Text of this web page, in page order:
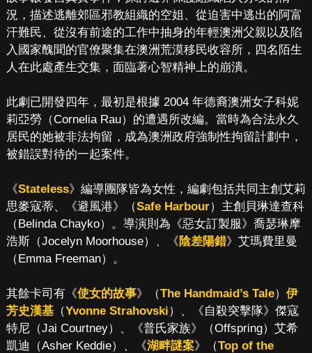
況，描述逃離郊區邪教組織的空姐、從迫害中逃出的阿富
汗難民、從沒有前途的工作中抽身的年輕澳洲父親以及陷
入國家醜聞的官僚聚集在澳洲荒漠移民收容所，四名陌生
人在此處產生交集，面臨著心智精神上的崩潰。
此劇已開發四年，最初是根據 2004 年德裔澳洲女子科妮
莉亞勞（Cornelia Rau）的遭遇所改編。當時為合法永久
居民的她被非法拘留，成為澳洲政府強制性拘留計劃中，
被錯誤對待的一起案件。
《Stateless》編導團隊皆為女性，編劇包括共同主創艾莉
思麥寇蒂、《避風港》（Safe Harbour）主創貝琳達查科
（Belinda Chayko）。導演則為《惡女訂製服》喬瑟琳摩
浩斯（Jocelyn Moorhouse）、《陰差陽錯》艾瑪費里曼
（Emma Freeman）。
其餘卡司有《使女的故事》（The Handmaid’s Tale） 伊
芳史漢基（Yvonne Strahovski）、《自殺突擊隊》傑寇
特尼（Jai Courtney）、《普氏家族》（Offspring）艾希
凱迪（Asher Keddie）、《湖畔謎案》（Top of the